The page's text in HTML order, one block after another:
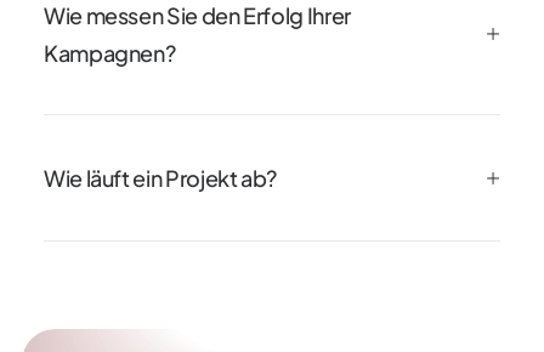
Wie messen Sie den Erfolg Ihrer
Kampagnen?
Wie läuft ein Projekt ab?